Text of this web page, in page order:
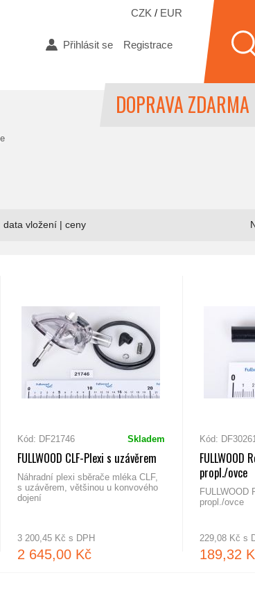
Přihlásit se Registrace
DOPRAVA ZDARMA
CZK / EUR
|data vložení |ceny
Kód: DF21746 Skladem
FULLWOOD CLF-Plexi s uzávěrem
Náhradní plexi sběrače mléka CLF,
s uzávěrem, většinou u konvového
dojení
3 200,45 Kč s DPH
2 645,00 Kč
Kód:
propl./ovce
FULLWOOD
propl./ovce
229,08 Kč s
189,32